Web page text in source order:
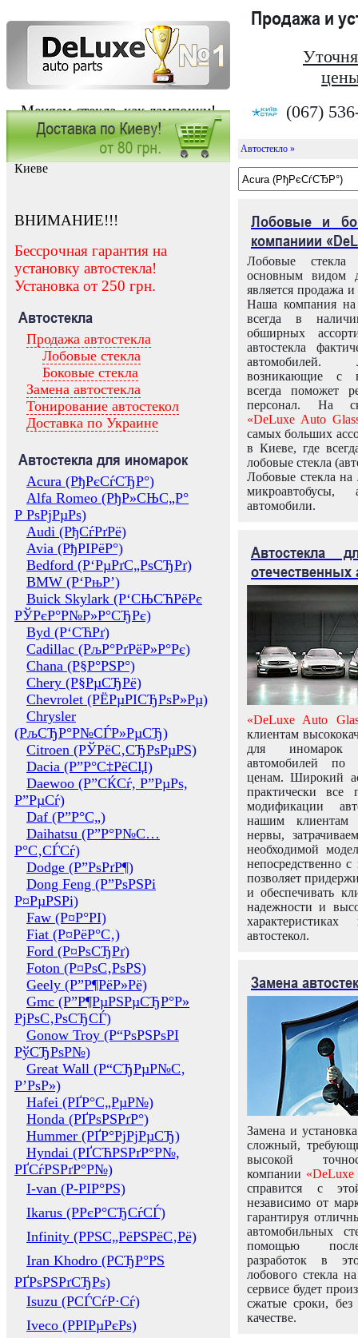
Меняем стекла, как лампочки!
Продажа и
(067)
Заказать установку автостекла в
Киеве
ВНИМАНИЕ!!!
Бессрочная гарантия на
установку автостекла!
Установка от 250 грн.
Автостекла
Продажа автостекла
Лобовые стекла
Боковые стекла
Замена автостекла
Тонирование автостекол
Доставка по Украине
Автостекла для иномарок
Acura (РђРєСѓСЂР°)
Alfa Romeo (РђР»СЊС„Р°
Р РѕРјРµРѕ)
Audi (РђСѓРґРё)
Avia (РђРІРёР°)
Bedford (Р‘РµРґС„РѕСЂРґ)
BMW (Р‘РњР’)
Buick Skylark (Р‘СЊСЋРёРє
РЎРєР°Р№Р»Р°СЂРє)
Byd (Р‘СЋРґ)
Cadillac (РљР°РґРёР»Р°Рє)
Chana (Р§Р°РЅР°)
Chery (Р§РµСЂРё)
Chevrolet (РЁРµРІСЂРѕР»Рµ)
Chrysler
(РљСЂР°Р№СЃР»РµСЂ)
Citroen (РЎРёС‚СЂРѕРµРЅ)
Dacia (Р”Р°С‡РёСЏ)
Daewoo (Р”СЌСѓ, Р”РµРѕ,
Р”РµСѓ)
Daf (Р”Р°С„)
Daihatsu (Р”Р°Р№С…
Р°С‚СЃСѓ)
Dodge (Р”РѕРґР¶)
Dong Feng (Р”РѕРЅРі
Р¤РµРЅРі)
Faw (Р¤Р°РІ)
Fiat (Р¤РёР°С‚)
Ford (Р¤РѕСЂРґ)
Foton (Р¤РѕС‚РѕРЅ)
Geely (Р”Р¶РёР»Рё)
Gmc (Р”Р¶РµРЅРµСЂР°Р»
РјРѕС‚РѕСЂСЃ)
Gonow Troy (Р“РѕРЅРѕРІ
РўСЂРѕР№)
Great Wall (Р“СЂРµР№С‚
Р’РѕР»)
Hafei (РҐР°С„РµР№)
Honda (РҐРѕРЅРґР°)
Hummer (РҐР°РјРјРµСЂ)
Hyndai (РҐСЋРЅРґР°Р№,
РҐСѓРЅРґР°Р№)
I-van (Р-РІР°РЅ)
Ikarus (РРєР°СЂСѓСЃ)
Infinity (РРЅС„РёРЅРёС‚Рё)
Iran Khodro (РСЂР°РЅ
РҐРѕРЅРґСЂРѕ)
Isuzu (РСЃСѓР·Сѓ)
Iveco (РРІРµРєРѕ)
Автостекло »
Лобовые и
компаниии
Лобовые
основным видом
является продажа и
Наша компания на
всегда в
обширных
автостекла
возникающие с
всегда поможет
персонал. На
«DeLuxe Auto
самых больших
в Киеве, где
лобовые стекла
Лобовые стекла на
микроавтобусы,
автомобили.
Автостекла
отечественных
«DeLuxe Auto
клиентам
для иномарок
автомобилей
ценам. Широкий
практически все
модификации
нашим клиентам
нервы,
необходимой
непосредственно
позволяет
и обеспечивать
надежности и
автостекол.
Замена
Замена и
сложный,
высокой
компании «DeLuxe
справится с
независимо от
гарантируя
автомобильных
помощью
разработок в
лобового стекла
сервисе будет
сжатые сроки,
качестве.